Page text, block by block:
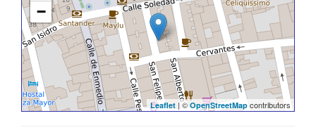
−
Leaflet | ©OpenStreetMap contributors